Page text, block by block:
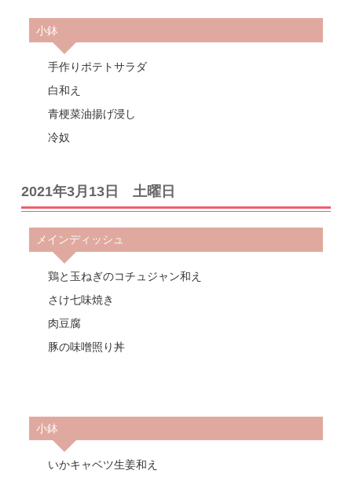
小鉢
手作りポテトサラダ
白和え
青梗菜油揚げ浸し
冷奴
2021年3月13日 土曜日
メインディッシュ
鶏と玉ねぎのコチュジャン和え
さけ七味焼き
肉豆腐
豚の味噌照り丼
小鉢
いかキャベツ生姜和え